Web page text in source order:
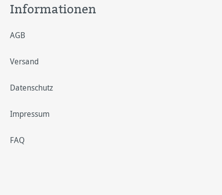
Informationen
AGB
Versand
Datenschutz
Impressum
FAQ